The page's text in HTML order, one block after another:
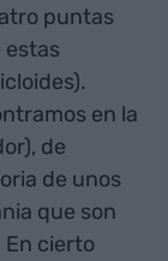
puntas
estas
en la
de
de unos
que son
En cierto